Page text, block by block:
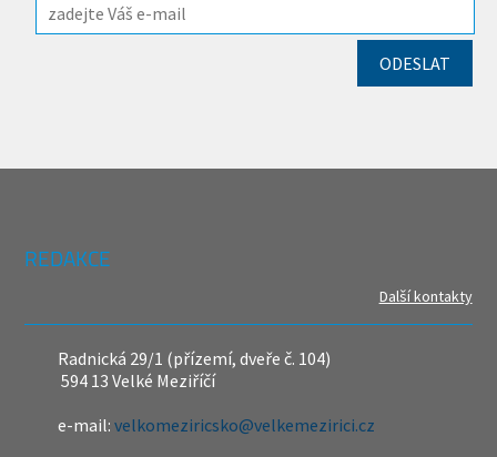
REDAKCE
Další kontakty
Radnická 29/1 (přízemí, dveře č. 104)
594 13 Velké Meziříčí
e-mail:velkomeziricsko@velkemezirici.cz